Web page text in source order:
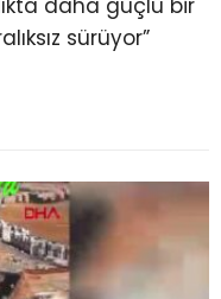
daha güçlü bir
sürüyor”